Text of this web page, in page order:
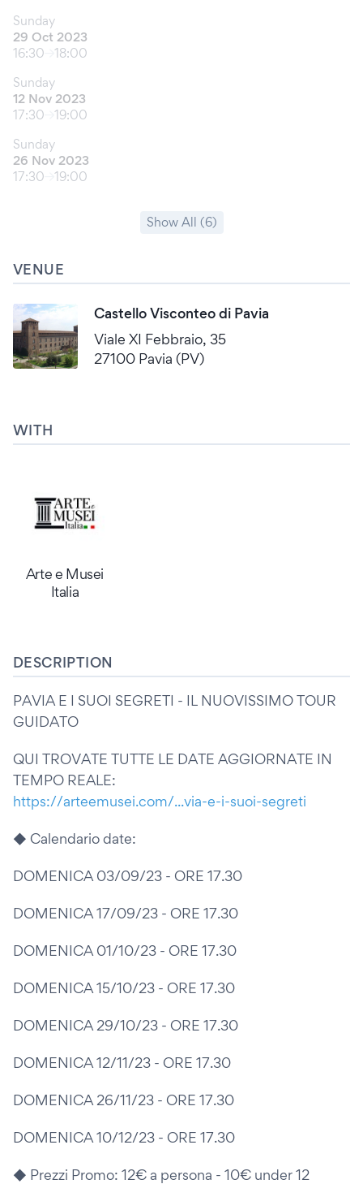
Sunday
29 Oct 2023
16:30
18:00
Sunday
12 Nov 2023
17:30
19:00
Sunday
26 Nov 2023
17:30
19:00
Show All (6)
VENUE
Castello Visconteo di Pavia
Viale XI Febbraio, 35
27100 Pavia (PV)
WITH
Arte e Musei
Italia
DESCRIPTION
PAVIA E I SUOI SEGRETI - IL NUOVISSIMO TOUR
GUIDATO
QUI TROVATE TUTTE LE DATE AGGIORNATE IN
TEMPO REALE:
https://arteemusei.com/...via-e-i-suoi-segreti
◆ Calendario date:
DOMENICA 03/09/23 - ORE 17.30
DOMENICA 17/09/23 - ORE 17.30
DOMENICA 01/10/23 - ORE 17.30
DOMENICA 15/10/23 - ORE 17.30
DOMENICA 29/10/23 - ORE 17.30
DOMENICA 12/11/23 - ORE 17.30
DOMENICA 26/11/23 - ORE 17.30
DOMENICA 10/12/23 - ORE 17.30
◆ Prezzi Promo: 12€ a persona - 10€ under 12